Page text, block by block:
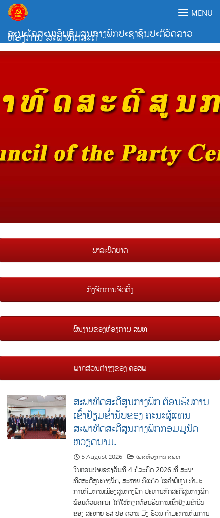
Skip
content
ຄະນະໂຄສະນາອົບຮົມສູນກາງພັກປະຊາຊົນປະຕິວັດລາວ
MENU
ຫ້ອງການ ສະພາທິດສະດີ
ພາລະບົດບາດ
ກົງຈັກການຈັດຕັ້ງ
ຜົນງານຂອງຫ້ອງການ ສພທ
ພາກສ່ວນຕ່າງໆຂອງ ຄອສພ
ສະພາທິດສະດີສູນກາງພັກ ຕ້ອນຮັບການ
ເຂົ້າຢ້ຽມຂໍ່ານັບຂອງ ຄະນະຜູ້ແທນ
ສະພາທິດສະດີສູນກາງພັກກອມມູນິດ
ຫວຽດນາມ.
5 August 2026 ເພສຫ້ອງການ ສພທ
ໃນຕອນບ່າຍຂອງວັນທີ 4 ກໍລະກົດ 2026 ທີ່ ສະພາ
ທິດສະດີສູນກາງພັກ, ສະຫາຍ ກິແກ້ວ ໄຂຄໍາພິທູນ ກໍາມະ
ການກົມການເມືອງສູນກາງພັກ ປະທານທິດສະດີສູນກາງພັກ
ພ້ອມດ້ວຍຄະນະ ໄດ້ໃຫ້ກຽດຕ້ອນຮັບການເຂົ້າຢ້ຽມຂໍ່ານັບ
ຂອງ ສະຫາຍ ຮສ ປອ ດວານ ມິງ ຮັວນ ກຳມະການກົມການ